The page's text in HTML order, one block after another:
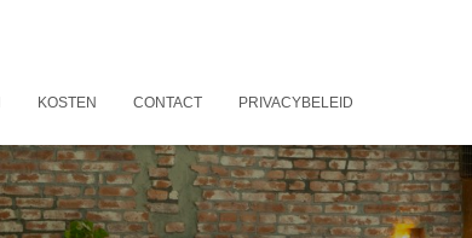
KOSTEN CONTACT PRIVACYBELEID